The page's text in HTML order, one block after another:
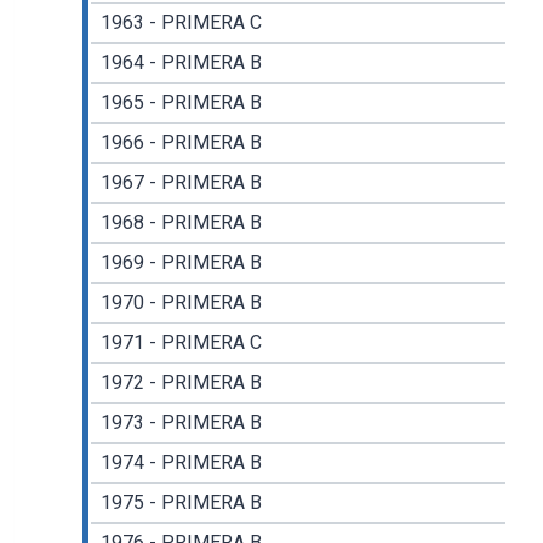
1963 - PRIMERA C
1964 - PRIMERA B
1965 - PRIMERA B
1966 - PRIMERA B
1967 - PRIMERA B
1968 - PRIMERA B
1969 - PRIMERA B
1970 - PRIMERA B
1971 - PRIMERA C
1972 - PRIMERA B
1973 - PRIMERA B
1974 - PRIMERA B
1975 - PRIMERA B